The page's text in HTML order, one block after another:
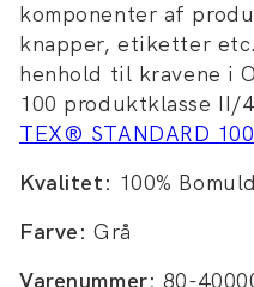
komponenter af
knapper, etiketter
henhold til kravene i
100 produktklasse II/
TEX® STANDARD
Kvalitet: 100% Bomuld
Farve: Grå
Varenummer: 80-